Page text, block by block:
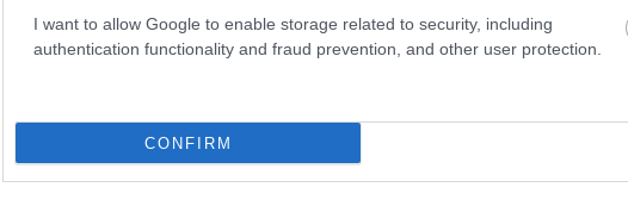
I want to allow Google to enable storage related to security, including
authentication functionality and fraud prevention, and other user protection.
CONFIRM
M4